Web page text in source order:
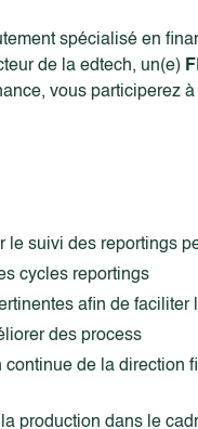
spécialisé en
de la edtech, un(e)
vous participerez
le suivi des reportings
cycles reportings
afin de
des process
continue de la direction
production dans le